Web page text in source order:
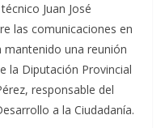
Juan José
las comunicaciones en
mantenido una reunión
la Diputación Provincial
responsable del
a la Ciudadanía.